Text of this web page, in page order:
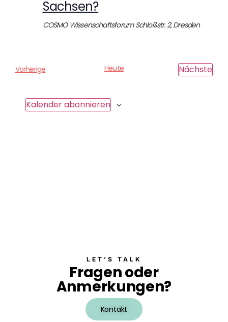
Sachsen?
COSMO WissenschaftsforumSchloßstr. 2, Dresden
VorherigeV
a
n
Heute Nächste
Kalender abonnieren
LET’S TALK
Fragen oder
Anmerkungen?
Kontakt